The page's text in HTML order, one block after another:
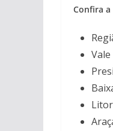
Confira